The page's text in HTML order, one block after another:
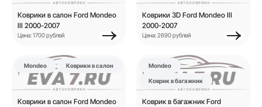
Коврики в салон Ford Mondeo
III 2000-2007
Цена: 1700 рублей
Коврики 3D Ford Mondeo III
2000-2007
Цена: 2690 рублей
Mondeo Коврики в салон
Коврики в салон Ford Mondeo
Mondeo
Коврик в багажник
Коврик в багажник Ford